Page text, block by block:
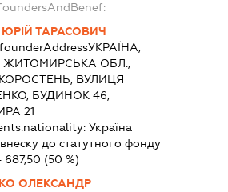
ТАРАСОВИЧ
УКРАЇНА,
ЖИТОМИРСЬКА ОБЛ.,
ВУЛИЦЯ
БУДИНОК 46,
21
Україна
до статутного фонду
687,50 (50 %)
ОЛЕКСАНДР